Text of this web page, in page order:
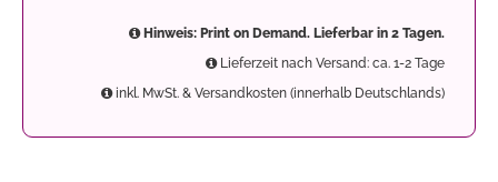
Hinweis: Print on Demand. Lieferbar in 2 Tagen.
Lieferzeit nach Versand: ca. 1-2 Tage
inkl. MwSt. & Versandkosten (innerhalb Deutschlands)